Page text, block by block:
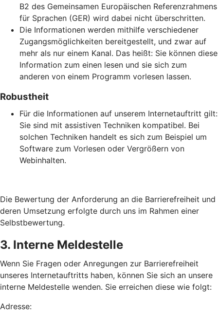
B2 des Gemeinsamen Europäischen Referenzrahmens
für Sprachen (GER) wird dabei nicht überschritten.
Die Informationen werden mithilfe verschiedener
Zugangsmöglichkeiten bereitgestellt, und zwar auf
mehr als nur einem Kanal. Das heißt: Sie können diese
Information zum einen lesen und sie sich zum
anderen von einem Programm vorlesen lassen.
Robustheit
Für die Informationen auf unserem Internetauftritt gilt:
Sie sind mit assistiven Techniken kompatibel. Bei
solchen Techniken handelt es sich zum Beispiel um
Software zum Vorlesen oder Vergrößern von
Webinhalten.
Die Bewertung der Anforderung an die Barrierefreiheit und
deren Umsetzung erfolgte durch uns im Rahmen einer
Selbstbewertung.
3. Interne Meldestelle
Wenn Sie Fragen oder Anregungen zur Barrierefreiheit
unseres Internetauftritts haben, können Sie sich an unsere
interne Meldestelle wenden. Sie erreichen diese wie folgt:
Adresse: